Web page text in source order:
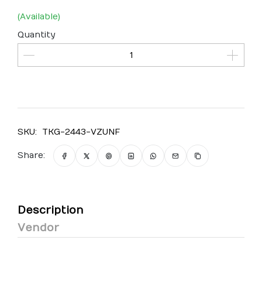
(Available)
Quantity
SKU: TKG-2443-VZUNF
Share:
Description
Vendor